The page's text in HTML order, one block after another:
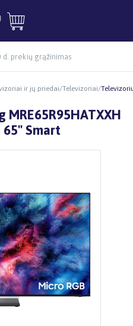
d. prekių grąžinimas
ir jų priedai/Televizoriai/
MRE65R95HATXXH
65" Smart